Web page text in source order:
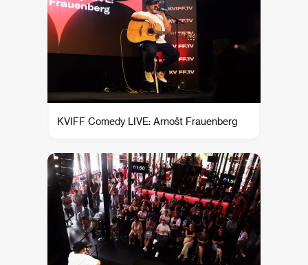
KVIFF Comedy LIVE: Arnošt Frauenberg